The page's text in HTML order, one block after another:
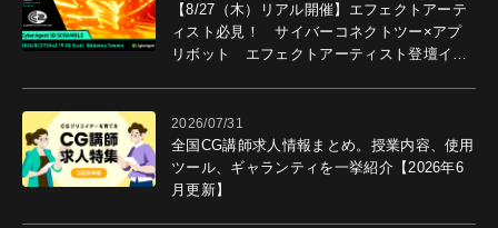
【8/27（木）リアル開催】エフェクトアーテ
ィスト必見！ サイバーコネクトツー×アプ
リボット エフェクトアーティスト登壇イベ
2026/07/31
全国CG講師求人情報まとめ。授業内容、使用
ツール、ギャランティを一挙紹介【2026年6
月更新】